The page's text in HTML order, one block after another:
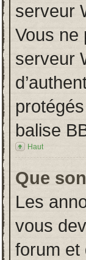
serveur
Vous ne
serveur
balise
Haut
Que
Les
vous
forum et